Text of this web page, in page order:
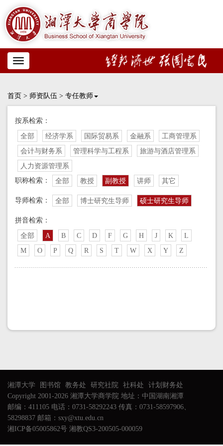
Toggle
navigation
首页 > 师资队伍 > 专任教师
按系检索：
全部 经济学系 国际贸易系 金融系
工商管理系
会计与财务系
管理科学与工程系
旅游与酒店管理系
人力资源管理系
职称检索：
全部 教授 副教授 讲师 其它
导师检索： 全部 博士研究生导师 硕士研究生导师
拼音检索：
全部 A B C D F G H J K
L
M
O P Q R S T W X Y Z
湘潭大学 图书馆 教务处 研究社院 社科处
计划财务处
Copyright 2001-2026 湘潭大学商学院 地址：中国湖南湘潭
邮编：411105 电话：0731-58292243 传真：0731-58597906、
58298837 邮箱：sxy@xtu.edu.cn
湘ICP备05005862号 湘教QS3-200505-000059